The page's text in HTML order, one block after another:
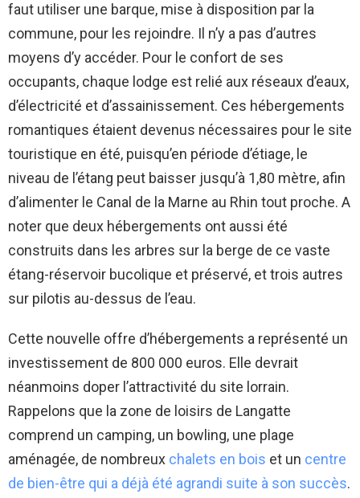
faut utiliser une barque, mise à disposition par la
commune, pour les rejoindre. Il n’y a pas d’autres
moyens d’y accéder. Pour le confort de ses
occupants, chaque lodge est relié aux réseaux d’eaux,
d’électricité et d’assainissement. Ces hébergements
romantiques étaient devenus nécessaires pour le site
touristique en été, puisqu’en période d’étiage, le
niveau de l’étang peut baisser jusqu’à 1,80 mètre, afin
d’alimenter le Canal de la Marne au Rhin tout proche. A
noter que deux hébergements ont aussi été
construits dans les arbres sur la berge de ce vaste
étang-réservoir bucolique et préservé, et trois autres
sur pilotis au-dessus de l’eau.
Cette nouvelle offre d’hébergements a représenté un
investissement de 800 000 euros. Elle devrait
néanmoins doper l’attractivité du site lorrain.
Rappelons que la zone de loisirs de Langatte
comprend un camping, un bowling, une plage
aménagée, de nombreux chalets en bois et un centre
de bien-être qui a déjà été agrandi suite à son succès.